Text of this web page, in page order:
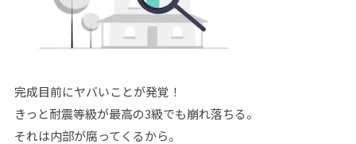
完成目前にヤバいことが発覚！
きっと耐震等級が最高の3級でも崩れ落ちる。
それは内部が腐ってくるから。